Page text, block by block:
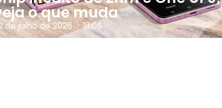
o que muda
de julho de 2026 18:06